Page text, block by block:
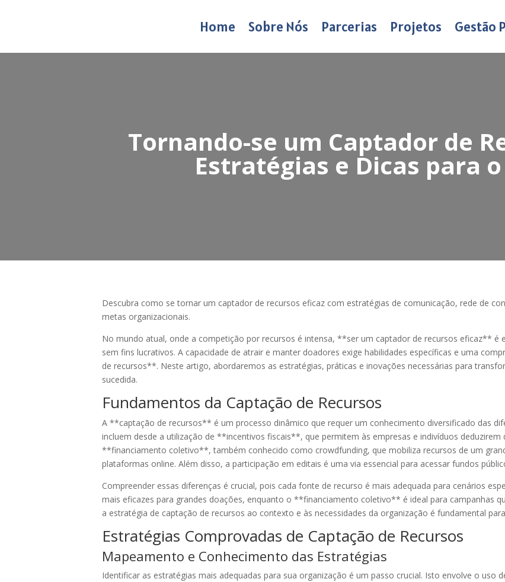
Home Sobre Nós Parcerias Projetos Gestão
Tornando-se um Captador de
Estratégias e Dicas para o
Descubra como se tornar um captador de recursos eficaz com estratégias de comunicação, rede de
metas organizacionais.
No mundo atual, onde a competição por recursos é intensa, **ser um captador de recursos eficaz** é
sem fins lucrativos. A capacidade de atrair e manter doadores exige habilidades específicas e uma
de recursos**. Neste artigo, abordaremos as estratégias, práticas e inovações necessárias para
sucedida.
Fundamentos da Captação de Recursos
A **captação de recursos** é um processo dinâmico que requer um conhecimento diversificado das
incluem desde a utilização de **incentivos fiscais**, que permitem às empresas e indivíduos
**financiamento coletivo**, também conhecido como crowdfunding, que mobiliza recursos de um
plataformas online. Além disso, a participação em editais é uma via essencial para acessar fundos
Compreender essas diferenças é crucial, pois cada fonte de recurso é mais adequada para cenários
mais eficazes para grandes doações, enquanto o **financiamento coletivo** é ideal para campanhas
a estratégia de captação de recursos ao contexto e às necessidades da organização é fundamental
Estratégias Comprovadas de Captação de Recursos
Mapeamento e Conhecimento das Estratégias
Identificar as estratégias mais adequadas para sua organização é um passo crucial. Isto envolve o uso